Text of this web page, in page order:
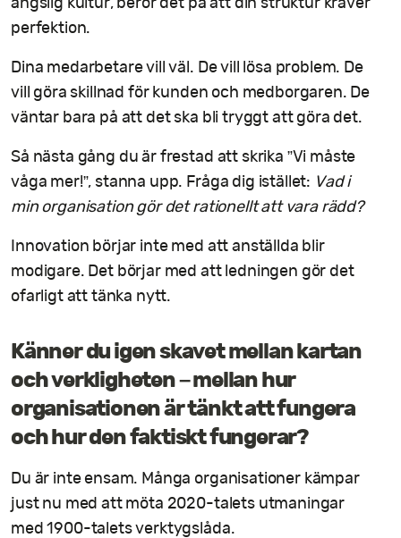
perfektion.
Dina medarbetare vill väl. De vill lösa problem. De
vill göra skillnad för kunden och medborgaren. De
väntar bara på att det ska bli tryggt att göra det.
Så nästa gång du är frestad att skrika ”Vi måste
våga mer!”, stanna upp. Fråga dig istället: Vad i
min organisation gör det rationellt att vara rädd?
Innovation börjar inte med att anställda blir
modigare. Det börjar med att ledningen gör det
ofarligt att tänka nytt.
Känner du igen skavet mellan kartan
och verkligheten – mellan hur
organisationen är tänkt att fungera
och hur den faktiskt fungerar?
Du är inte ensam. Många organisationer kämpar
just nu med att möta 2020-talets utmaningar
med 1900-talets verktygslåda.